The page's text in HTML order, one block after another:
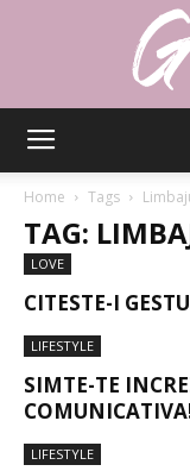
Home Tags
TAG:
LOVE
CITESTE-I
LIFESTYLE
SIMTE-TE
LIFESTYLE